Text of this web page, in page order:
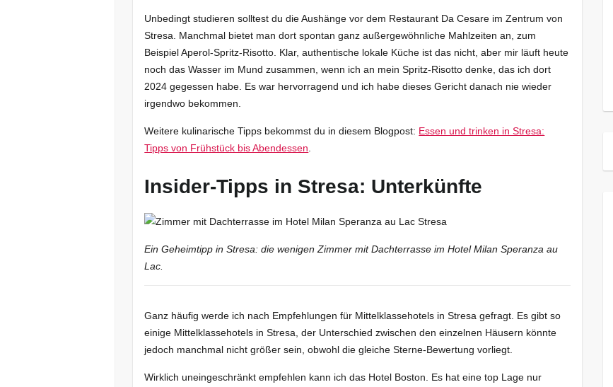
Unbedingt studieren solltest du die Aushänge vor dem Restaurant Da Cesare im Zentrum von
Stresa. Manchmal bietet man dort spontan ganz außergewöhnliche Mahlzeiten an, zum
Beispiel Aperol-Spritz-Risotto. Klar, authentische lokale Küche ist das nicht, aber mir läuft heute
noch das Wasser im Mund zusammen, wenn ich an mein Spritz-Risotto denke, das ich dort
2024 gegessen habe. Es war hervorragend und ich habe dieses Gericht danach nie wieder
irgendwo bekommen.
Weitere kulinarische Tipps bekommst du in diesem Blogpost: Essen und trinken in Stresa:
Tipps von Frühstück bis Abendessen
Insider-Tipps in Stresa: Unterkünfte
Ein Geheimtipp in Stresa: die wenigen Zimmer mit Dachterrasse im Hotel Milan Speranza au
Lac.
Ganz häufig werde ich nach Empfehlungen für Mittelklassehotels in Stresa gefragt. Es gibt so
einige Mittelklassehotels in Stresa, der Unterschied zwischen den einzelnen Häusern könnte
jedoch manchmal nicht größer sein, obwohl die gleiche Sterne-Bewertung vorliegt.
Wirklich uneingeschränkt empfehlen kann ich das Hotel Boston. Es hat eine top Lage nur